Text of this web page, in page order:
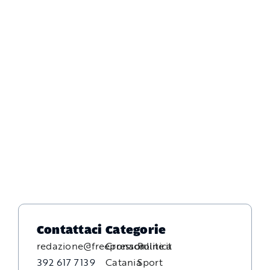
Contattaci
redazione@freepressonline.it
392 617 7139
Categorie
Cronaca
Catania
Politica
Sport